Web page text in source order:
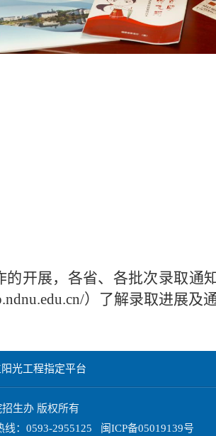
的开展，各省、各批次录取通
）了解录取进展及
光工程指定平台
生办 版权所有
：0593-2955125 闽ICP备05019139号